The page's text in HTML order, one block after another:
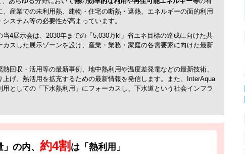
産業での未利用熱、建物・住宅の断熱・遮熱、エネルギーの面的利用
ステム等の必要性が高まっています。
4展示会は、2030年までの「5,030万kl」省エネ目標の達成に向けた共
カスした展示ゾーンを設け、産業・業務・家庭の各需要家に向けた最新
回収・活用等の最新事例、地中熱利用や温度差発電などの最新技術、
げ、熱活用を拡充するための最新情報を発信します。また、InterAqua
としての「下水熱利用」にフォーカスし、下水道という社会インフラ
」の内、約4割 は「熱利用」